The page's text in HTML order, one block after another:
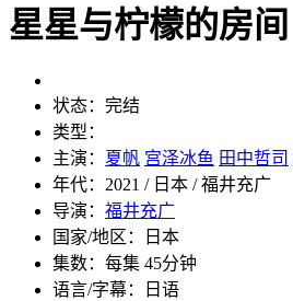
星星与柠檬的房间
状态： 完结
类型：
主演： 夏帆 宫泽冰鱼 田中哲司
年代： 2021 / 日本 / 福井充广
导演： 福井充广
国家/地区：
日本
集数： 每集 45分钟
语言/字幕：
日语